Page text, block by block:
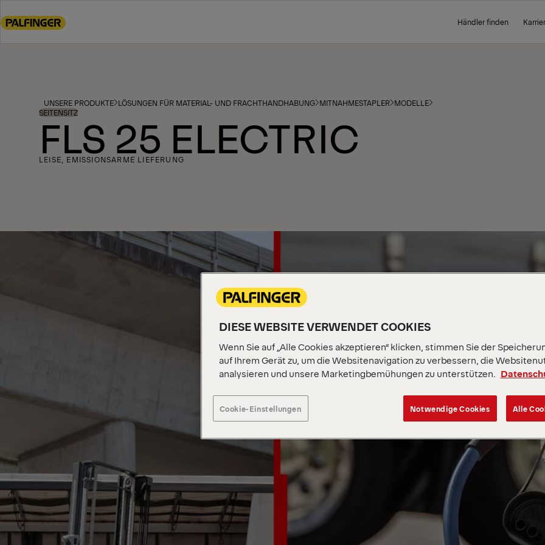
to
Händler finden
UNSERE PRODUKTE LÖSUNGEN FÜR MATERIAL- UND FRACHTHANDHABUNG MITNAHMESTAPLER MODELLE
SEITENSITZ
FLS 25 ELECTRIC
LEISE, EMISSIONSARME LIEFERUNG
DIESE WEBSITE VERWENDET COOKIES
Wenn Sie auf „Alle Cookies akzeptieren“ klicken, stimmen Sie der
auf Ihrem Gerät zu, um die Websitenavigation zu verbessern, die
analysieren und unsere Marketingbemühungen zu unterstützen.
Cookie-Einstellungen Notwendige Cookies Alle